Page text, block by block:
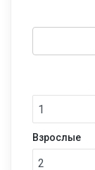
Взрослые